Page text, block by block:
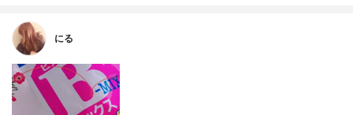
にる